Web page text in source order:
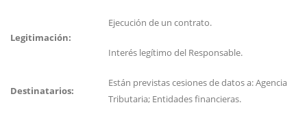
Legitimación:
Ejecución de un contrato.
Interés legítimo del Responsable.
Destinatarios:
Están previstas cesiones de datos a: Agencia
Tributaria; Entidades financieras.